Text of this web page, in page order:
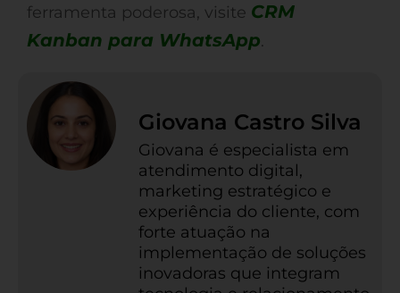
ferramenta poderosa, visite CRM
Kanban para WhatsApp.
Giovana Castro Silva
Giovana é especialista em
atendimento digital,
marketing estratégico e
experiência do cliente, com
forte atuação na
implementação de soluções
inovadoras que integram